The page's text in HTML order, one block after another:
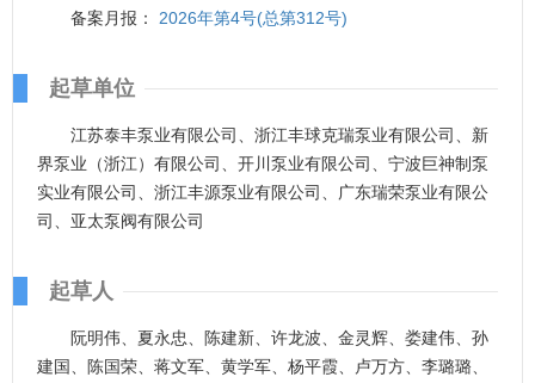
备案月报： 2026年第4号(总第312号)
起草单位
江苏泰丰泵业有限公司、浙江丰球克瑞泵业有限公司、新
界泵业（浙江）有限公司、开川泵业有限公司、宁波巨神制泵
实业有限公司、浙江丰源泵业有限公司、广东瑞荣泵业有限公
司、亚太泵阀有限公司
起草人
阮明伟、夏永忠、陈建新、许龙波、金灵辉、娄建伟、孙
建国、陈国荣、蒋文军、黄学军、杨平霞、卢万方、李璐璐、